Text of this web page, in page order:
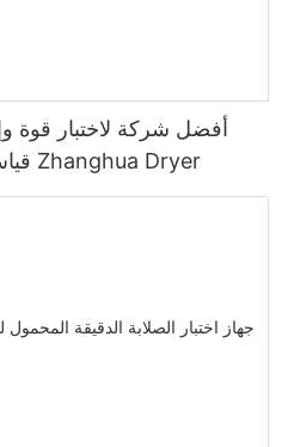
أفضل شركة لاختبار قوة
قياس الصلابة الدقيقة - شركة Zhanghua Dryer